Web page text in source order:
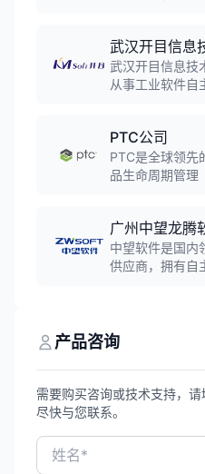
青翼CAE、青翼
服务2000多家
装备制造、高科
武汉开目信息
武汉开目信息技
从事工业软件自
生产制造等业务
方案，是中国高
的PLM产品解决
PTC公司
PTC是全球领先
品生命周期管理
维设计软件、
ThingWorx物联
50,000家客户
广州中望龙腾
中望软件是国内
供应商，拥有自
区，正版用户超
产品咨询
需要购买咨询或技术支持，
尽快与您联系。